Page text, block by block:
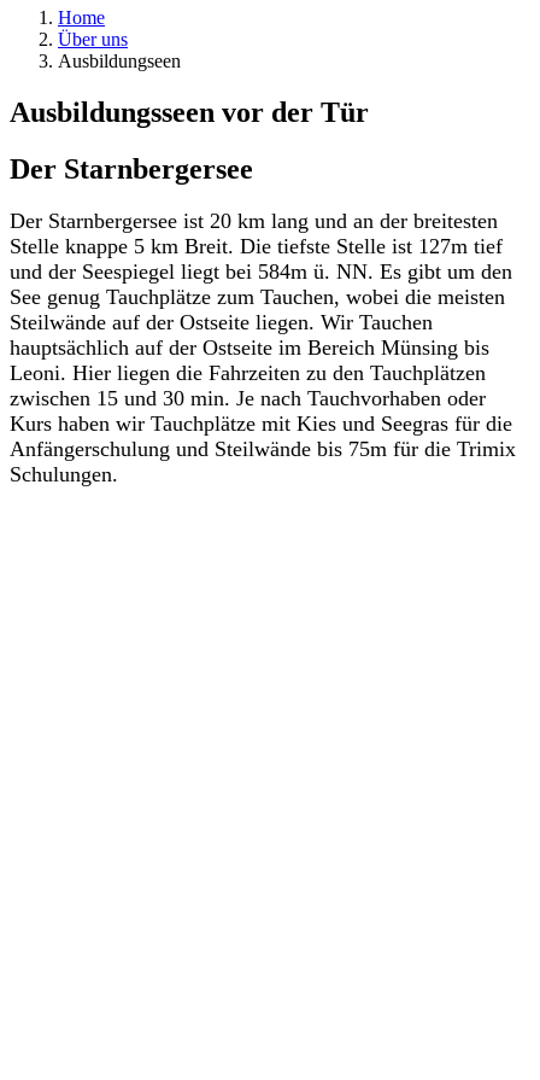
Home
Über uns
Ausbildungseen
Ausbildungsseen vor der Tür
Der Starnbergersee
Der Starnbergersee ist 20 km lang und an der breitesten
Stelle knappe 5 km Breit. Die tiefste Stelle ist 127m tief
und der Seespiegel liegt bei 584m ü. NN. Es gibt um den
See genug Tauchplätze zum Tauchen, wobei die meisten
Steilwände auf der Ostseite liegen. Wir Tauchen
hauptsächlich auf der Ostseite im Bereich Münsing bis
Leoni. Hier liegen die Fahrzeiten zu den Tauchplätzen
zwischen 15 und 30 min. Je nach Tauchvorhaben oder
Kurs haben wir Tauchplätze mit Kies und Seegras für die
Anfängerschulung und Steilwände bis 75m für die Trimix
Schulungen.